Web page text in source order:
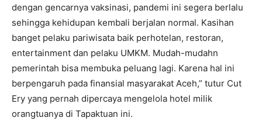
dengan gencarnya vaksinasi, pandemi ini segera berlalu
sehingga kehidupan kembali berjalan normal. Kasihan
banget pelaku pariwisata baik perhotelan, restoran,
entertainment dan pelaku UMKM. Mudah-mudahn
pemerintah bisa membuka peluang lagi. Karena hal ini
berpengaruh pada finansial masyarakat Aceh,” tutur Cut
Ery yang pernah dipercaya mengelola hotel milik
orangtuanya di Tapaktuan ini.